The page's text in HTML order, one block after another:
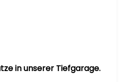
in unserer Tiefgarage.